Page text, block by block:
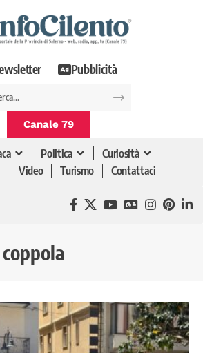
Pubblicità
Canale 79
Politica
Curiosità
Video Turismo Contattaci